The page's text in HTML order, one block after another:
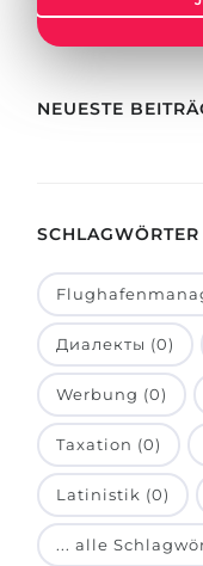
Berufe
Holland-Test
Interessenkarte-
RIASEC-Test
Erfolgzu
100%
BEWERBEN FÜR
BEWERBEN AUS
Russland
Ukraine
Kasachstan
Aserbaidschan
Armenien
NEUESTE
SCHLAGWÖRTER
Диалекты (0)
Werbung (0)
Taxation (0)
Latinistik (0)
... alle